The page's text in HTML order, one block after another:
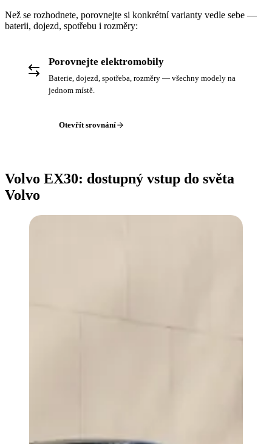
Než se rozhodnete, porovnejte si konkrétní varianty vedle sebe —
baterii, dojezd, spotřebu i rozměry:
Porovnejte elektromobily
Baterie, dojezd, spotřeba, rozměry — všechny modely na
jednom místě.
Otevřít srovnání
Volvo EX30: dostupný vstup do světa
Volvo